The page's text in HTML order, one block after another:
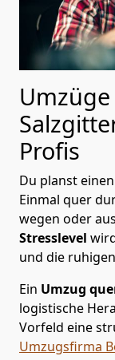
Profis
Du planst
Einmal quer
wegen oder
Stresslevel
und die
Ein Umzug
logistische
Vorfeld eine
Umzugsfirma